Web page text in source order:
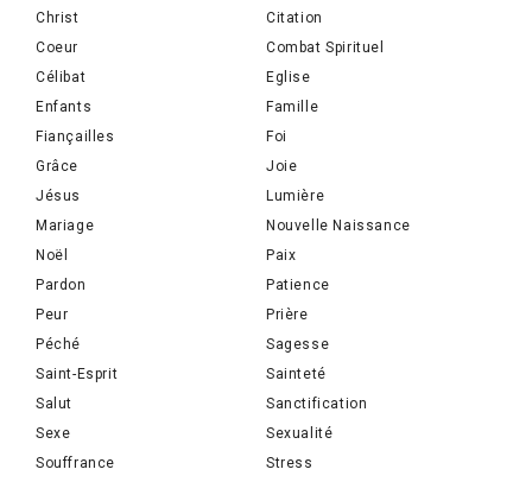
Christ
Citation
Coeur
Combat Spirituel
Célibat
Eglise
Enfants
Famille
Fiançailles
Foi
Grâce
Joie
Jésus
Lumière
Mariage
Nouvelle Naissance
Noël
Paix
Pardon
Patience
Peur
Prière
Péché
Sagesse
Saint-Esprit
Sainteté
Salut
Sanctification
Sexe
Sexualité
Souffrance
Stress